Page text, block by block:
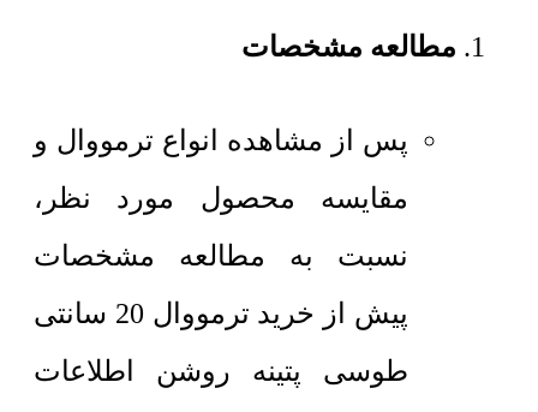
مطالعه مشخصات
پس از مشاهده انواع ترمووال و
مقایسه محصول مورد نظر،
نسبت به مطالعه مشخصات
پیش از خرید ترمووال 20 سانتی
طوسی پتینه روشن اطلاعات